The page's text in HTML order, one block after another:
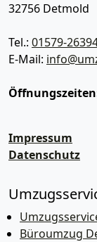
32756 Detmold
Tel.: 01579-
E-Mail:
Impressum
Datenschutz
Büroumzug